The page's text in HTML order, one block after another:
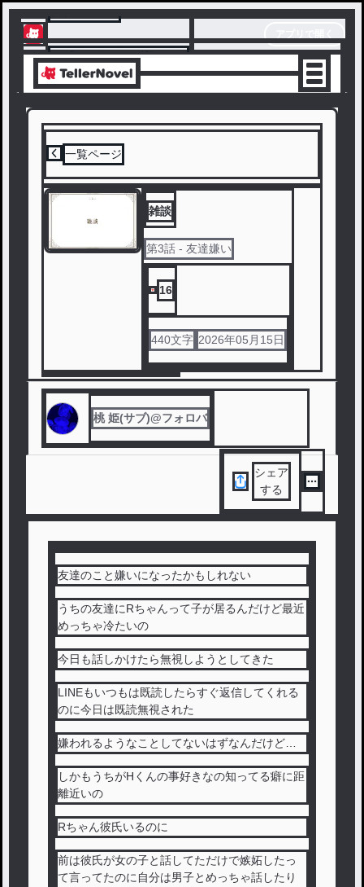
テラーノベル
アプリでサクサク楽しめる
一覧ページ
雑談
第3話 - 友達嫌い
16
440文字 2026年05月15日
#フォロバ #雑談 #雑談部屋
桃 姫(サブ)@フォロバ
シェア
する
友達のこと嫌いになったかもしれない
うちの友達にRちゃんって子が居るんだけど最近
めっちゃ冷たいの
今日も話しかけたら無視しようとしてきた
LINEもいつもは既読したらすぐ返信してくれる
のに今日は既読無視された
嫌われるようなことしてないはずなんだけど…
しかもうちがHくんの事好きなの知ってる癖に距
離近いの
Rちゃん彼氏いるのに
前は彼氏が女の子と話してただけで嫉妬したっ
て言ってたのに自分は男子とめっちゃ話したり